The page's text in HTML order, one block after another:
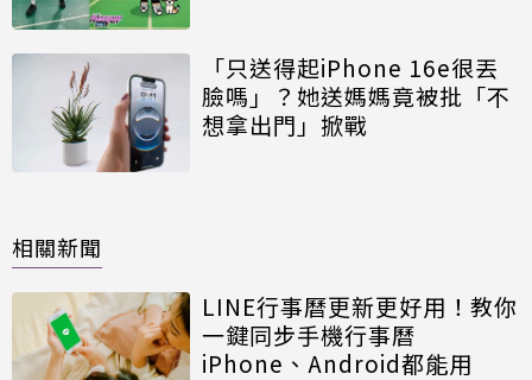
「只送得起iPhone 16e很丟
臉嗎」？她送媽媽竟被批「不
想拿出門」掀戰
相關新聞
LINE行事曆更新更好用！教你
一鍵同步手機行事曆
iPhone、Android都能用